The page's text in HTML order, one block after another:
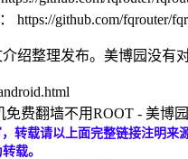
github.com/fqrouter/
绍整理发布。美博园没有
免费翻墙不用ROOT - 美博园
转载请以上面完整链接注明来源
载。